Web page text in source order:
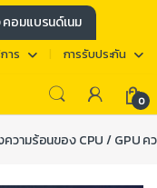
อมแบรนด์เนม
าร การรับประกัน
0
ความร้อนของ CPU / GPU ค